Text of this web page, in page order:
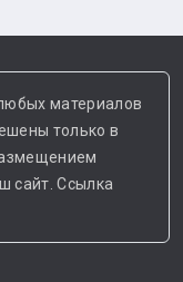
материалов
только в
сайт. Ссылка